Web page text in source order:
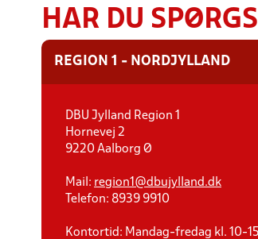
HAR DU
REGION 1 - NORDJYLLAND
DBU Jylland Region 1
Hornevej 2
9220 Aalborg Ø
Mail: region1@dbujylland.dk
Telefon: 8939 9910
Kontortid: Mandag-fredag kl. 10-15